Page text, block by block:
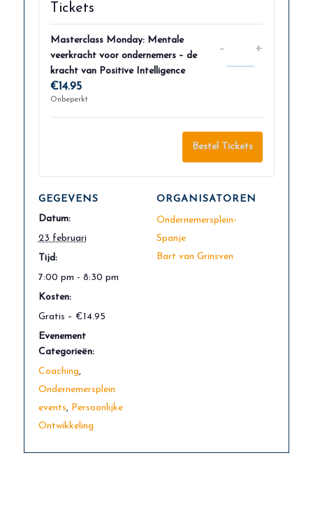
Tickets
Masterclass Monday: Mentale
veerkracht voor ondernemers – de
kracht van Positive Intelligence
€14.95
Onbeperkt
Verhoog
aantal
Masterclass
Monday:
Mentale
veerkracht
voor
–
-
aantal
voor
+
Bestel Tickets
GEGEVENS
Datum:
23 februari
Tijd:
7:00 pm - 8:30 pm
Kosten:
Gratis – €14.95
Evenement
Categorieën:
Coaching,
Ondernemersplein
events, Persoonlijke
Ontwikkeling
ORGANISATOREN
Ondernemersplein-
Spanje
Bart van Grinsven